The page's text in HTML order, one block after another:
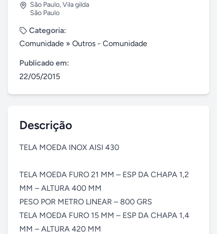
São Paulo,Vila gilda
São Paulo
Categoria:
Comunidade » Outros - Comunidade
Publicado em:
22/05/2015
Descrição
TELA MOEDA INOX AISI 430
TELA MOEDA FURO 21 MM – ESP DA CHAPA 1,2
MM – ALTURA 400 MM
PESO POR METRO LINEAR – 800 GRS
TELA MOEDA FURO 15 MM – ESP DA CHAPA 1,4
MM – ALTURA 420 MM